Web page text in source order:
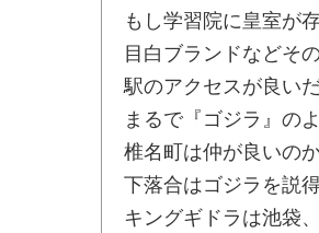
もし学習院に皇室が
目白ブランドなどそ
駅のアクセスが良い
まるで『ゴジラ』の
椎名町は仲が良いの
下落合はゴジラを説
キングギドラは池袋